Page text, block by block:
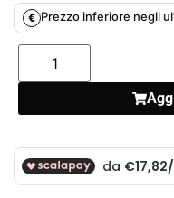
€ Prezzo inferiore negli